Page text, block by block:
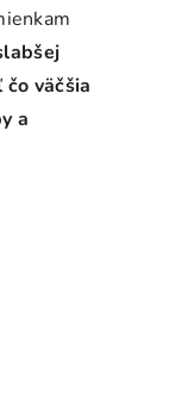
väčšia
a